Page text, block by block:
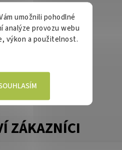
umožnili pohodlné
analýze provozu webu
výkon a použitelnost.